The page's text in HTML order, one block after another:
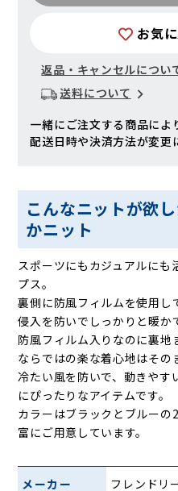
お気
返品・キャンセルについ
送料について
一緒にご注文する商品によ
配送日時や決済方法が変更
こんなニットが欲
かニット
スポーツにもカジュアルにも
プス。
裏側に防風フィルムを使用し
侵入を防いでしっかりと暖か
防風フィルム入りなのに裏地
ならではの楽な着心地はその
冷たい風を防いで、動きやす
にぴったりなアイテムです。
カラーはブラックとブルー
富にご用意しています。
メーカー フレンドリ